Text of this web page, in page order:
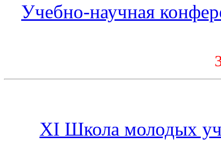
Учебно-научная
XI Школа молодых